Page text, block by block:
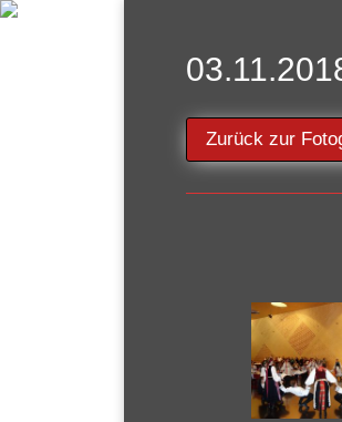
Zurück zur